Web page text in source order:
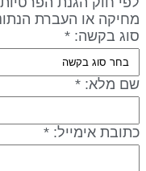
או העברת
בקשה: *
מלא: *
אימייל: *